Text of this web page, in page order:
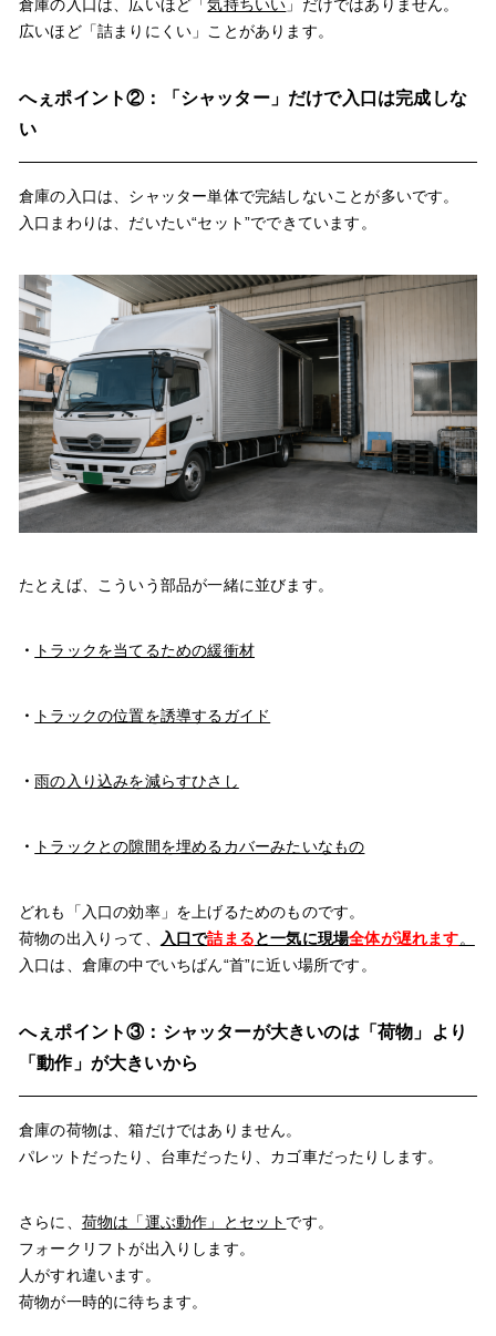
倉庫の入口は、広いほど「気持ちいい 」だけではありません。
広いほど「詰まりにくい」ことがあります。
へぇポイント②：「シャッター」だけで入口は完成しな
い
倉庫の入口は、シャッター単体で完結しないことが多いです。
入口まわりは、だいたい“セット”でできています。
たとえば、こういう部品が一緒に並びます。
・ トラックを当てるための緩衝材
・ トラックの位置を誘導するガイド
・雨の入り込みを減らすひさし
・ トラックとの隙間を埋めるカバーみたいなもの
どれも「入口の効率」を上げるためのものです。
荷物の出入りって、
入口で詰まると一気に現場全体が遅れます。
入口は、倉庫の中でいちばん“首”に近い場所です。
へぇポイント③：シャッターが大きいのは「荷物」より
「動作」が大きいから
倉庫の荷物は、箱だけではありません。
パレットだったり、台車だったり、カゴ車だったりします。
さらに、 荷物は「運ぶ動作」とセット です。
フォークリフトが出入りします。
人がすれ違います。
荷物が一時的に待ちます。